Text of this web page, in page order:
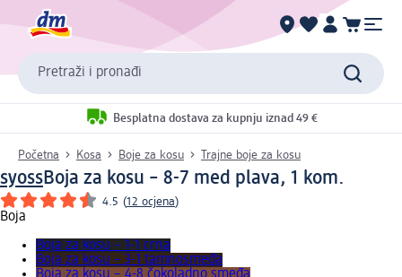
Pretraži i pronađi
Besplatna dostava za kupnju iznad 49 €
Početna Kosa Boje za kosu Trajne boje za kosu
syossBoja za kosu – 8-7 med plava, 1 kom.
4.5 (12 ocjena)
Boja
Boja za kosu – 1-1 crna
Boja za kosu – 3-1 tamnosmeđa
Boja za kosu – 4-8 čokoladno smeđa